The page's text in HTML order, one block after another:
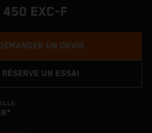
EXC-F
UN DEVIS
RÉSERVE UN ESSAI